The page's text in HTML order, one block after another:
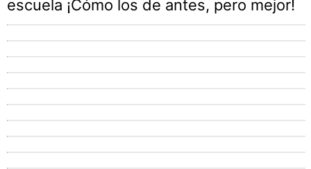
escuela ¡Cómo los de antes, pero mejor!